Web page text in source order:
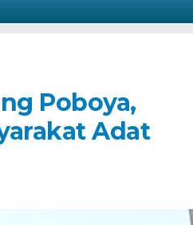
Poboya,
Adat